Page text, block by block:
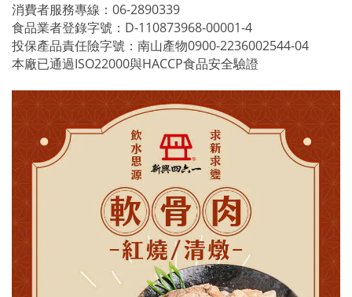
消費者服務專線： 06-2890339
食品業者登錄字號： D-110873968-00001-4
投保產品責任險字號：南山產物0900-2236002544-04
本廠已通過ISO22000與HACCP食品安全驗證